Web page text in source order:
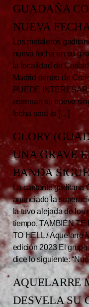
GUADAÑA
NUEVA
Los metaleros
nueva fecha en su
la localidad de
Madrid dentro de
PUEDE
estrenan su nuevo
fecha será la […]
GLORY
UNA GRAVE
BANDA
La cantante gaditana
anunciado la
la tuvo alejada de los
tiempo. TAMBIÉN
TO HELL / Aquelarre
edición 2023 El
dice lo siguiente:
AQUELARRE
DESVELA SU